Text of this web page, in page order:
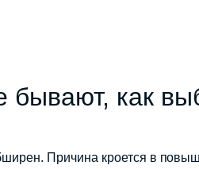
бывают, как
Причина кроется в